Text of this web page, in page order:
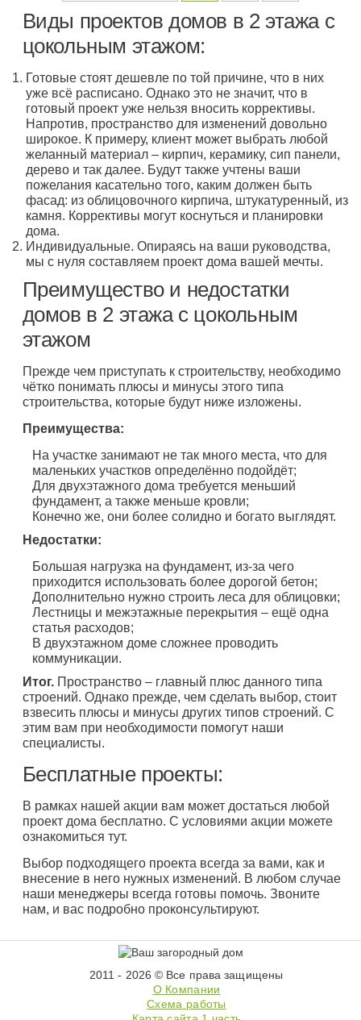
Виды проектов домов в 2 этажа с
цокольным этажом:
Готовые стоят дешевле по той причине, что в них
уже всё расписано. Однако это не значит, что в
готовый проект уже нельзя вносить коррективы.
Напротив, пространство для изменений довольно
широкое. К примеру, клиент может выбрать любой
желанный материал – кирпич, керамику, сип панели,
дерево и так далее. Будут также учтены ваши
пожелания касательно того, каким должен быть
фасад: из облицовочного кирпича, штукатуренный, из
камня. Коррективы могут коснуться и планировки
дома.
Индивидуальные. Опираясь на ваши руководства,
мы с нуля составляем проект дома вашей мечты.
Преимущество и недостатки
домов в 2 этажа с цокольным
этажом
Прежде чем приступать к строительству, необходимо
чётко понимать плюсы и минусы этого типа
строительства, которые будут ниже изложены.
Преимущества:
На участке занимают не так много места, что для
маленьких участков определённо подойдёт;
Для двухэтажного дома требуется меньший
фундамент, а также меньше кровли;
Конечно же, они более солидно и богато выглядят.
Недостатки:
Большая нагрузка на фундамент, из-за чего
приходится использовать более дорогой бетон;
Дополнительно нужно строить леса для облицовки;
Лестницы и межэтажные перекрытия – ещё одна
статья расходов;
В двухэтажном доме сложнее проводить
коммуникации.
Итог.Пространство – главный плюс данного типа
строений. Однако прежде, чем сделать выбор, стоит
взвесить плюсы и минусы других типов строений. С
этим вам при необходимости помогут наши
специалисты.
Бесплатные проекты:
В рамках нашей акции вам может достаться любой
проект дома бесплатно. С условиями акции можете
ознакомиться тут.
Выбор подходящего проекта всегда за вами, как и
внесение в него нужных изменений. В любом случае
наши менеджеры всегда готовы помочь. Звоните
нам, и вас подробно проконсультируют.
2011 - 2026 © Все права защищены
О Компании
Схема работы